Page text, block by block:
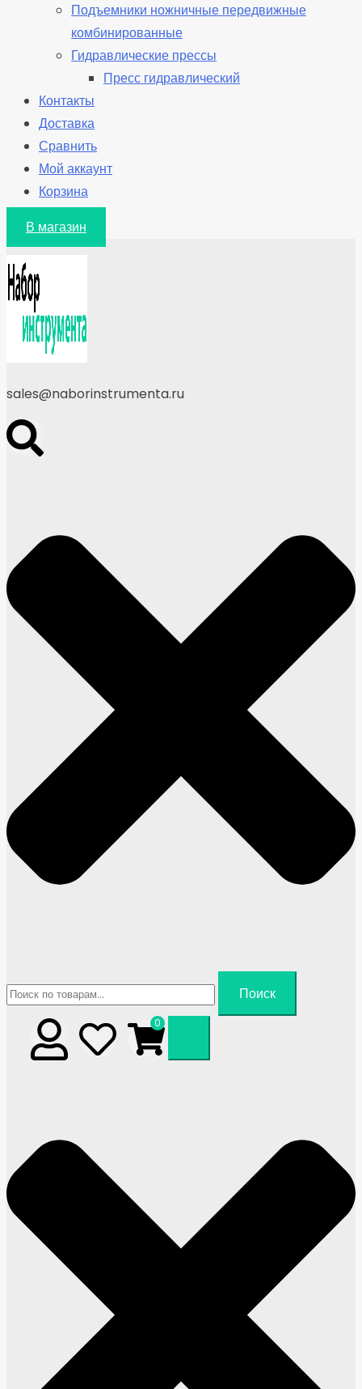
Подъемники ножничные передвижные
комбинированные
Гидравлические прессы
Пресс гидравлический
Контакты
Доставка
Сравнить
Мой аккаунт
Корзина
В магазин
sales@naborinstrumenta.ru
Искать:
Поиск
0